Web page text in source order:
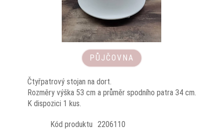
PŮJČOVNA
Čtyřpatrový stojan na dort.
Rozměry výška 53 cm a průměr spodního patra 34 cm.
K dispozici 1 kus.
Kód produktu 2206110